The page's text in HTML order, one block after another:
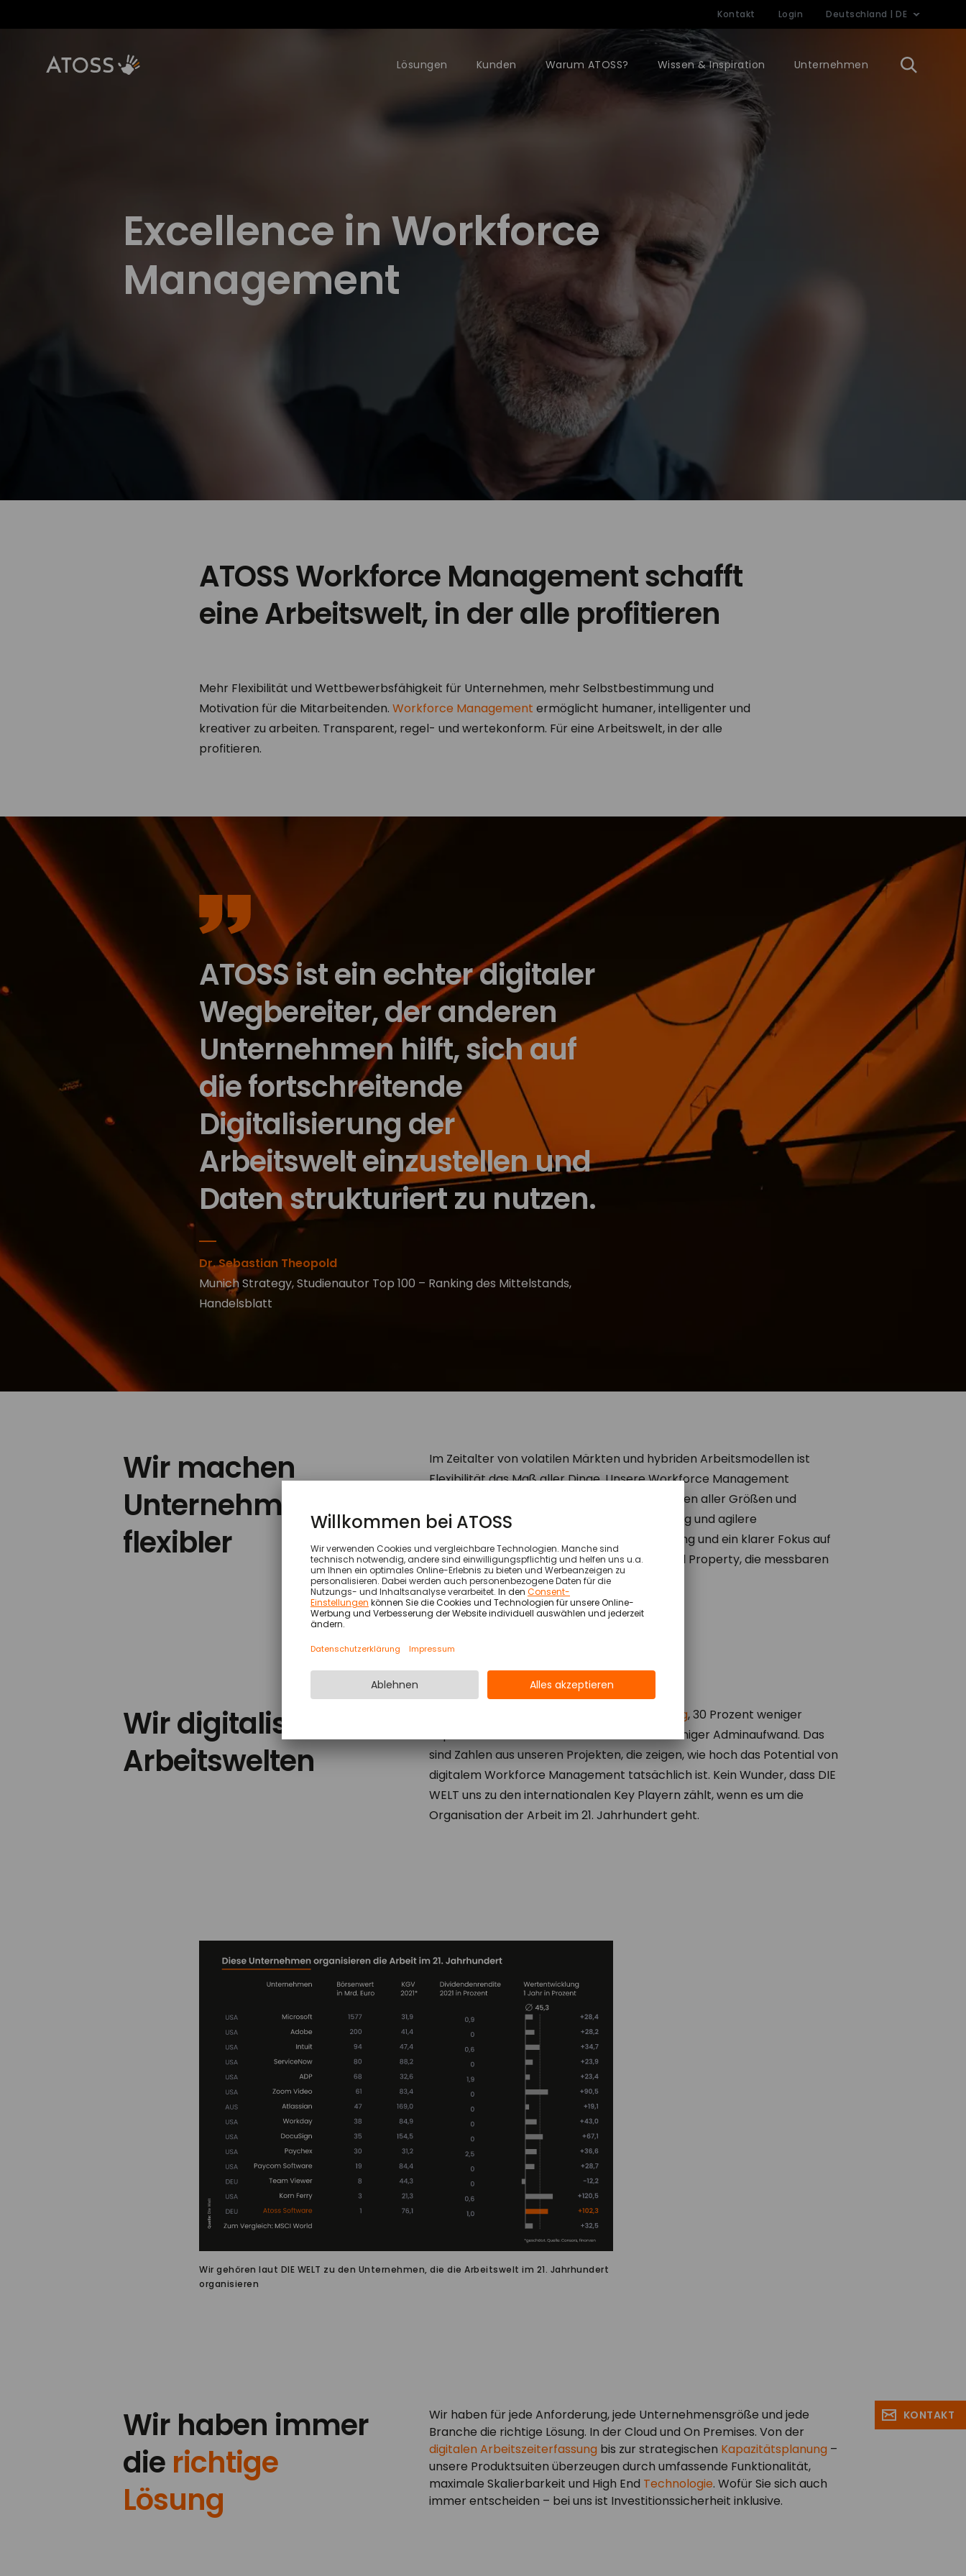
Kontakt Login Deutschland | DE
Lösungen Kunden Warum ATOSS? Wissen & Inspiration Unternehmen
Excellence in Workforce
Management
ATOSS Workforce Management schafft
eine Arbeitswelt, in der alle profitieren
Mehr Flexibilität und Wettbewerbsfähigkeit für Unternehmen, mehr Selbstbestimmung und
Motivation für die Mitarbeitenden.Workforce Management ermöglicht humaner, intelligenter und
kreativer zu arbeiten. Transparent, regel- und wertekonform. Für eine Arbeitswelt, in der alle
profitieren.
ATOSS ist ein echter digitaler
Wegbereiter, der anderen
Unternehmen hilft, sich auf
die fortschreitende
Digitalisierung der
Arbeitswelt einzustellen und
Daten strukturiert zu nutzen.
Dr. Sebastian Theopold
Munich Strategy, Studienautor Top 100 – Ranking des Mittelstands,
Handelsblatt
Wir machen
Unternehmen
flexibler
Im Zeitalter von volatilen Märkten und hybriden Arbeitsmodellen ist
Flexibilität das Maß aller Dinge. Unsere Workforce Management
Lösungen ermöglichen in ~21.100 Organisationen aller Größen und
Branchen eine flexiblere Arbeitszeitgestaltung und agilere
Personalprozesse. Mehr als 30 Jahre Erfahrung und ein klarer Fokus auf
Workforce Management – das ist Intellectual Property, die messbaren
Mehrwert schafft.
Wir digitalisieren
Arbeitswelten
Dienstplanung, 30 Prozent weniger
unproduktive Arbeitszeit oder 60 Prozent weniger Adminaufwand. Das
sind Zahlen aus unseren Projekten, die zeigen, wie hoch das Potential von
digitalem Workforce Management tatsächlich ist. Kein Wunder, dass DIE
WELT uns zu den internationalen Key Playern zählt, wenn es um die
Organisation der Arbeit im 21. Jahrhundert geht.
Wir gehören laut DIE WELT zu den Unternehmen, die die Arbeitswelt im 21. Jahrhundert
organisieren
Wir haben immer
die richtige
Lösung
Wir haben für jede Anforderung, jede Unternehmensgröße und jede
Branche die richtige Lösung. In der Cloud und On Premises. Von der
digitalen Arbeitszeiterfassung bis zur strategischen Kapazitätsplanung –
unsere Produktsuiten überzeugen durch umfassende Funktionalität,
maximale Skalierbarkeit und High End Technologie. Wofür Sie sich auch
immer entscheiden – bei uns ist Investitionssicherheit inklusive.
KONTAKT